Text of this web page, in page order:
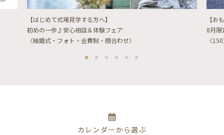
【はじめて式場見学する方へ】
初めの一歩♪安心相談＆体験フェア
〈結婚式・フォト・会費制・顔合わせ〉
【お
8月限
〈
カレンダーから選ぶ